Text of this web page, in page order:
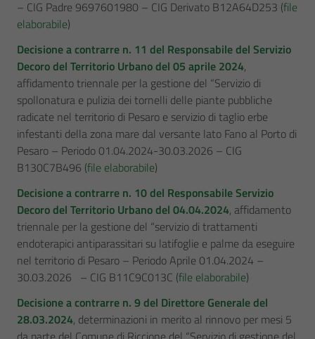
– CIG Padre 9697601980 – CIG Derivato B12A64D253 (file
elaborabile)
Decisione a contrarre n. 11 del Responsabile del Servizio
Decoro del Territorio Urbano del 05 aprile 2024,
affidamento triennale per la gestione del “Servizio di
spollonatura e pulizia dei tornelli delle piante pubbliche
radicate nel territorio di Pesaro e servizio di taglio erbe
infestanti della zona mare dal versante lato Fano al Porto di
Pesaro – Periodo 01.04.2024-30.03.2026 – CIG
B130C7B496 (file elaborabile)
Decisione a contrarre n. 10 del Responsabile Servizio
Decoro del Territorio Urbano del 04.04.2024, affidamento
triennale per la gestione del “servizio di trattamenti
endoterapici antiparassitari su latifoglie e palme da eseguire
nel territorio di Pesaro – Periodo Aprile 01.04.2024 –
30.03.2026 – CIG B11C9C013C (file elaborabile)
Decisione a contrarre n. 9 del Direttore Generale del
28.03.2024, determinazioni in merito al rinnovo per mesi 5